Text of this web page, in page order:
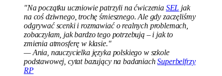
"Na początku uczniowie patrzyli na ćwiczenia SEL jak
na coś dziwnego, trochę śmiesznego. Ale gdy zaczęliśmy
odgrywać scenki i rozmawiać o realnych problemach,
zobaczyłam, jak bardzo tego potrzebują – i jak to
zmienia atmosferę w klasie."
— Ania, nauczycielka języka polskiego w szkole
podstawowej, cytat bazujący na badaniachSuperbelfrzy
RP